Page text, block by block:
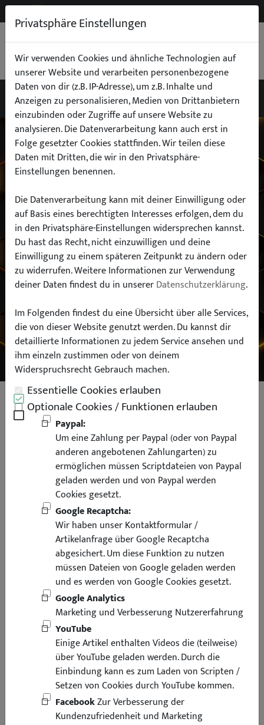
0,00 €
Wähle dein Auto
finde alle passenden Teile schnell und
einfach
Hersteller:
Modell:
SUCHEN
Heckansatz Heckspoiler Diffusor
für BMW E36 Limo Touring Coupe
Cabrio V1 ohne Clips
Privatsphäre Einstellungen
Wir verwenden Cookies und ähnliche Technologien auf
unserer Website und verarbeiten personenbezogene
Daten von dir (z.B. IP-Adresse), um z.B. Inhalte und
Anzeigen zu personalisieren, Medien von Drittanbietern
einzubinden oder Zugriffe auf unsere Website zu
analysieren. Die Datenverarbeitung kann auch erst in
Folge gesetzter Cookies stattfinden. Wir teilen diese
Daten mit Dritten, die wir in den Privatsphäre-
Einstellungen benennen.
Die Datenverarbeitung kann mit deiner Einwilligung oder
auf Basis eines berechtigten Interesses erfolgen, dem du
in den Privatsphäre-Einstellungen widersprechen kannst.
Du hast das Recht, nicht einzuwilligen und deine
Einwilligung zu einem späteren Zeitpunkt zu ändern oder
zu widerrufen. Weitere Informationen zur Verwendung
deiner Daten findest du in unsererDatenschutzerklärung.
Im Folgenden findest du eine Übersicht über alle Services,
die von dieser Website genutzt werden. Du kannst dir
detaillierte Informationen zu jedem Service ansehen und
ihm einzeln zustimmen oder von deinem
Widerspruchsrecht Gebrauch machen.
Essentielle Cookies erlauben
Optionale Cookies / Funktionen erlauben
Paypal:
Um eine Zahlung per Paypal (oder von Paypal
anderen angebotenen Zahlungarten) zu
ermöglichen müssen Scriptdateien von Paypal
geladen werden und von Paypal werden
Cookies gesetzt.
Google Recaptcha:
Wir haben unser Kontaktformular /
Artikelanfrage über Google Recaptcha
abgesichert. Um diese Funktion zu nutzen
müssen Dateien von Google geladen werden
und es werden von Google Cookies gesetzt.
Google Analytics
Marketing und Verbesserung Nutzererfahrung
YouTube
Einige Artikel enthalten Videos die (teilweise)
über YouTube geladen werden. Durch die
Einbindung kann es zum Laden von Scripten /
Setzen von Cookies durch YouTube kommen.
FacebookZur Verbesserung der
Kundenzufriedenheit und Marketing